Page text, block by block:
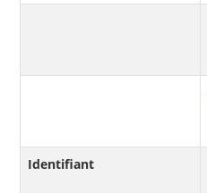
Identifiant